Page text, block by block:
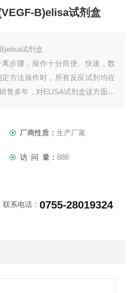
B)elisa试剂盒
试剂盒
步骤，操作十分简便、快速，数
方法操作时，所有反应试剂均在
售多年，对ELISA试剂盒这方面的
，未能全部上架，如需订购或者
厂商性质： 生产厂家
访 问 量： 888
联系电话：0755-28019324